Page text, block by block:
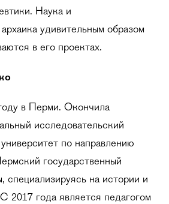
Наука и
удивительным образом
в его проектах.
в Перми. Окончила
исследовательский
по направлению
государственный
специализируясь на истории и
2017 года является педагогом